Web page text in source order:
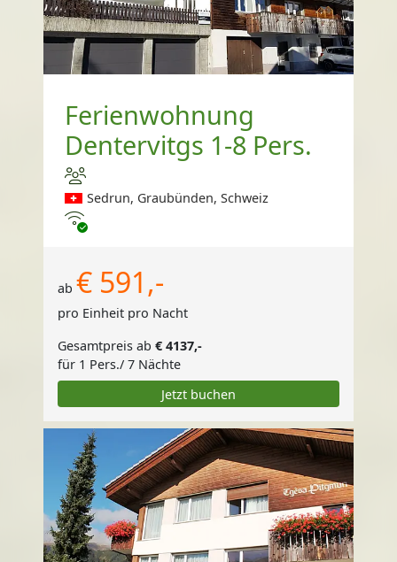
Ferienwohnung
Dentervitgs 1-8 Pers.
Sedrun, Graubünden, Schweiz
Internet
ab € 591,-
pro Einheit pro Nacht
Gesamtpreis ab € 4137,-
für 1 Pers./ 7 Nächte
Jetzt buchen